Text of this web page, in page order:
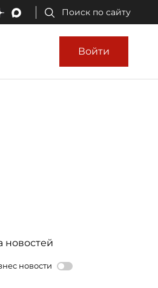
Поиск по сайту
Войти
новостей
новости